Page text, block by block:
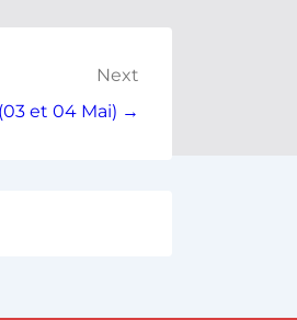
Next
et 04 Mai) →